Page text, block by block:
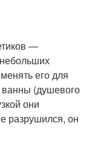
—
его для
(душевого
они
разрушился, он